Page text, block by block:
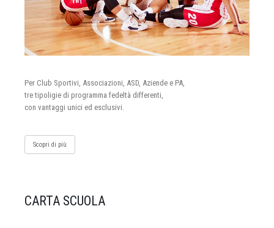
Per Club Sportivi, Associazioni, ASD, Aziende e PA,
tre tipoligie di programma fedeltà differenti,
con vantaggi unici ed esclusivi.
Scopri di più
CARTA SCUOLA